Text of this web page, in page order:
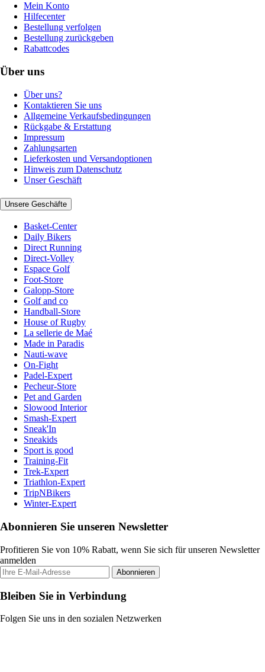
Mein Konto
Hilfecenter
Bestellung verfolgen
Bestellung zurückgeben
Rabattcodes
Über uns
Über uns?
Kontaktieren Sie uns
Allgemeine Verkaufsbedingungen
Rückgabe & Erstattung
Impressum
Zahlungsarten
Lieferkosten und Versandoptionen
Hinweis zum Datenschutz
Unser Geschäft
Unsere Geschäfte
Basket-Center
Daily Bikers
Direct Running
Direct-Volley
Espace Golf
Foot-Store
Galopp-Store
Golf and co
Handball-Store
House of Rugby
La sellerie de Maé
Made in Paradis
Nauti-wave
On-Fight
Padel-Expert
Pecheur-Store
Pet and Garden
Slowood Interior
Smash-Expert
Sneak'In
Sneakids
Sport is good
Training-Fit
Trek-Expert
Triathlon-Expert
TripNBikers
Winter-Expert
Abonnieren Sie unseren Newsletter
Profitieren Sie von 10% Rabatt, wenn Sie sich für unseren Newsletter
anmelden
Abonnieren
Bleiben Sie in Verbindung
Folgen Sie uns in den sozialen Netzwerken